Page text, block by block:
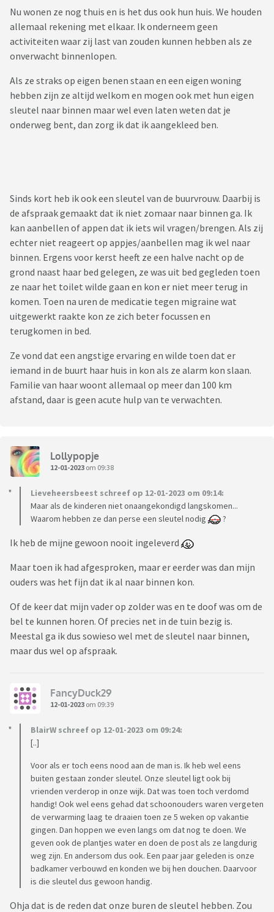
Nu wonen ze nog thuis en is het dus ook hun huis. We houden
allemaal rekening met elkaar. Ik onderneem geen
activiteiten waar zij last van zouden kunnen hebben als ze
onverwacht binnenlopen.
Als ze straks op eigen benen staan en een eigen woning
hebben zijn ze altijd welkom en mogen ook met hun eigen
sleutel naar binnen maar wel even laten weten dat je
onderweg bent, dan zorg ik dat ik aangekleed ben.
Sinds kort heb ik ook een sleutel van de buurvrouw. Daarbij is
de afspraak gemaakt dat ik niet zomaar naar binnen ga. Ik
kan aanbellen of appen dat ik iets wil vragen/brengen. Als zij
echter niet reageert op appjes/aanbellen mag ik wel naar
binnen. Ergens voor kerst heeft ze een halve nacht op de
grond naast haar bed gelegen, ze was uit bed gegleden toen
ze naar het toilet wilde gaan en kon er niet meer terug in
komen. Toen na uren de medicatie tegen migraine wat
uitgewerkt raakte kon ze zich beter focussen en
terugkomen in bed.
Ze vond dat een angstige ervaring en wilde toen dat er
iemand in de buurt haar huis in kon als ze alarm kon slaan.
Familie van haar woont allemaal op meer dan 100 km
afstand, daar is geen acute hulp van te verwachten.
Lollypopje
12-01-2023 om 09:38
Lieveheersbeest schreef op 12-01-2023 om 09:14:
Maar als de kinderen niet onaangekondigd langskomen...
Waarom hebben ze dan perse een sleutel nodig
?
Ik heb de mijne gewoon nooit ingeleverd
Maar toen ik had afgesproken, maar er eerder was dan mijn
ouders was het fijn dat ik al naar binnen kon.
Of de keer dat mijn vader op zolder was en te doof was om de
bel te kunnen horen. Of precies net in de tuin bezig is.
Meestal ga ik dus sowieso wel met de sleutel naar binnen,
maar dus wel op afspraak.
FancyDuck29
12-01-2023 om 09:39
BlairW schreef op 12-01-2023 om 09:24:
[..]
Voor als er toch eens nood aan de man is. Ik heb wel eens
buiten gestaan zonder sleutel. Onze sleutel ligt ook bij
vrienden verderop in onze wijk. Dat was toen toch verdomd
handig! Ook wel eens gehad dat schoonouders waren vergeten
de verwarming laag te draaien toen ze 5 weken op vakantie
gingen. Dan hoppen we even langs om dat nog te doen. We
geven ook de plantjes water en doen de post als ze langdurig
weg zijn. En andersom dus ook. Een paar jaar geleden is onze
badkamer verbouwd en konden we bij hen douchen. Daarvoor
is die sleutel dus gewoon handig.
Ohja dat is de reden dat onze buren de sleutel hebben. Zou